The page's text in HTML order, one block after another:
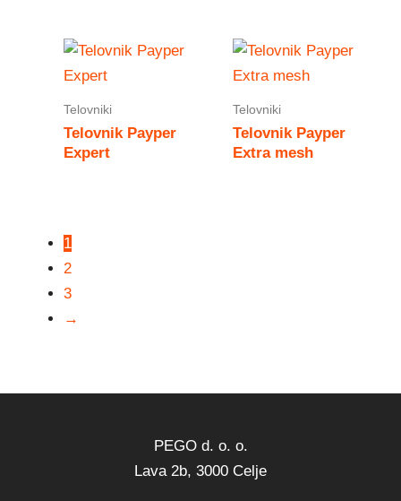
Telovniki
Telovnik Payper
Expert
Telovniki
Telovnik Payper
Extra mesh
1
2
3
→
PEGO d. o. o.
Lava 2b, 3000 Celje